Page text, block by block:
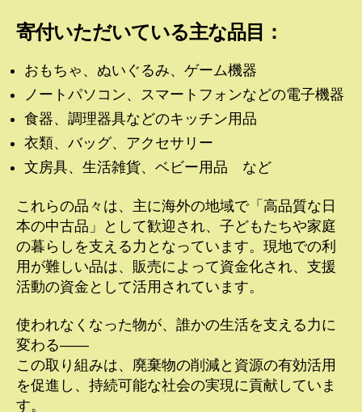
寄付いただいている主な品目：
おもちゃ、ぬいぐるみ、ゲーム機器
ノートパソコン、スマートフォンなどの電子機器
食器、調理器具などのキッチン用品
衣類、バッグ、アクセサリー
文房具、生活雑貨、ベビー用品 など
これらの品々は、主に海外の地域で「高品質な日
本の中古品」として歓迎され、子どもたちや家庭
の暮らしを支える力となっています。現地での利
用が難しい品は、販売によって資金化され、支援
活動の資金として活用されています。
使われなくなった物が、誰かの生活を支える力に
変わる――
この取り組みは、廃棄物の削減と資源の有効活用
を促進し、持続可能な社会の実現に貢献していま
す。